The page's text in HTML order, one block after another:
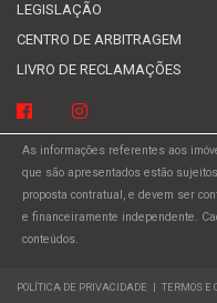
LEGISLAÇÃO
CENTRO DE ARBITRAGEM
LIVRO DE RECLAMAÇÕES
As informações referentes aos
que são apresentados estão
proposta contratual, e devem ser
e financeiramente independente.
conteúdos.
POLÍTICA DE PRIVACIDADE TERMOS E